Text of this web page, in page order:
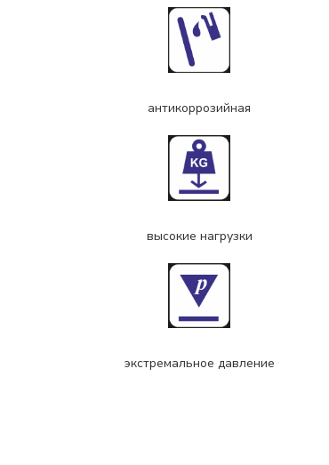
антикоррозийная
высокие нагрузки
экстремальное давление